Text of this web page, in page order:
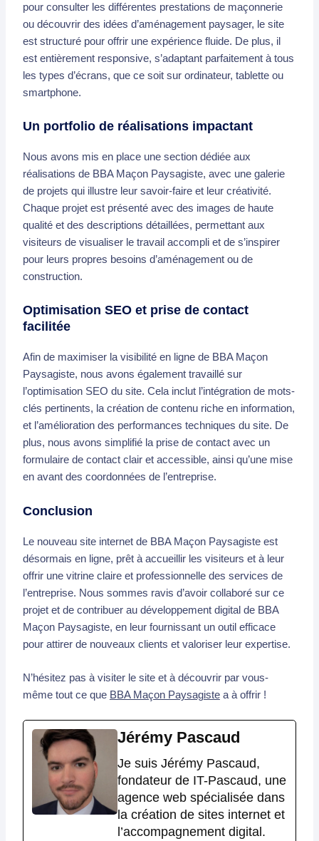
pour consulter les différentes prestations de maçonnerie
ou découvrir des idées d’aménagement paysager, le site
est structuré pour offrir une expérience fluide. De plus, il
est entièrement responsive, s’adaptant parfaitement à tous
les types d’écrans, que ce soit sur ordinateur, tablette ou
smartphone.
Un portfolio de réalisations impactant
Nous avons mis en place une section dédiée aux
réalisations de BBA Maçon Paysagiste, avec une galerie
de projets qui illustre leur savoir-faire et leur créativité.
Chaque projet est présenté avec des images de haute
qualité et des descriptions détaillées, permettant aux
visiteurs de visualiser le travail accompli et de s’inspirer
pour leurs propres besoins d’aménagement ou de
construction.
Optimisation SEO et prise de contact
facilitée
Afin de maximiser la visibilité en ligne de BBA Maçon
Paysagiste, nous avons également travaillé sur
l’optimisation SEO du site. Cela inclut l’intégration de mots-
clés pertinents, la création de contenu riche en information,
et l’amélioration des performances techniques du site. De
plus, nous avons simplifié la prise de contact avec un
formulaire de contact clair et accessible, ainsi qu’une mise
en avant des coordonnées de l’entreprise.
Conclusion
Le nouveau site internet de BBA Maçon Paysagiste est
désormais en ligne, prêt à accueillir les visiteurs et à leur
offrir une vitrine claire et professionnelle des services de
l’entreprise. Nous sommes ravis d’avoir collaboré sur ce
projet et de contribuer au développement digital de BBA
Maçon Paysagiste, en leur fournissant un outil efficace
pour attirer de nouveaux clients et valoriser leur expertise.
N’hésitez pas à visiter le site et à découvrir par vous-
même tout ce que BBA Maçon Paysagistea à offrir !
Jérémy Pascaud
Je suis Jérémy Pascaud,
fondateur de IT-Pascaud, une
agence web spécialisée dans
la création de sites internet et
l’accompagnement digital.